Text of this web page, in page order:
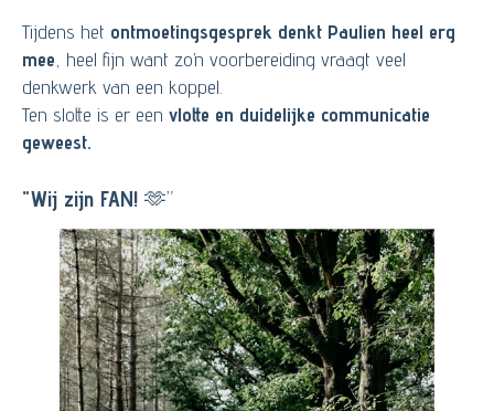
Tijdens het ontmoetingsgesprek denkt Paulien heel erg
mee , heel fijn want zo’n voorbereiding vraagt veel
denkwerk van een koppel.
Ten slotte is er een vlotte en duidelijke communicatie
geweest.
"Wij zijn FAN! 🫶”